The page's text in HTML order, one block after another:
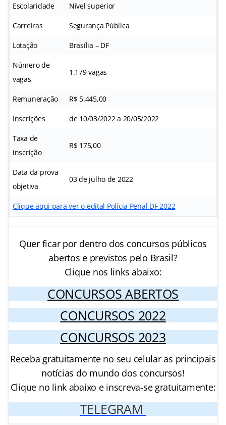
Escolaridade Nível superior
Carreiras Segurança Pública
Lotação Brasília – DF
Número de
vagas
1.179 vagas
Remuneração R$ 5.445,00
Inscrições de 10/03/2022 a 20/05/2022
Taxa de
inscrição
R$ 175,00
Data da prova
objetiva
03 de julho de 2022
Clique aqui para ver o edital Polícia Penal DF 2022
Quer ficar por dentro dos concursos públicos
abertos e previstos pelo Brasil?
Clique nos links abaixo:
CONCURSOS ABERTOS
CONCURSOS 2022
CONCURSOS 2023
Receba gratuitamente no seu celular as principais
notícias do mundo dos concursos!
Clique no link abaixo e inscreva-se gratuitamente:
TELEGRAM